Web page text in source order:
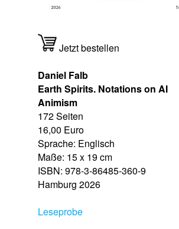
Jetzt bestellen
Daniel Falb
Earth Spirits. Notations on AI
Animism
172 Seiten
16,00 Euro
Sprache: Englisch
Maße: 15 x 19 cm
ISBN: 978-3-86485-360-9
Hamburg 2026
Leseprobe